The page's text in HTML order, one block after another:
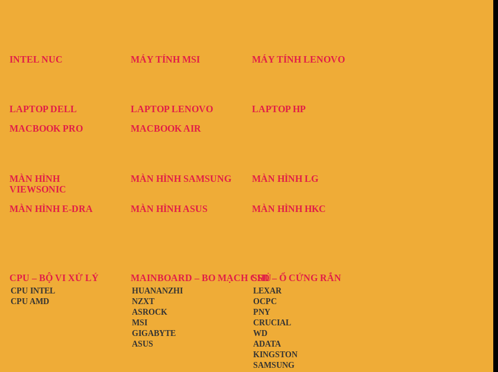
INTEL NUC MÁY TÍNH MSI MÁY TÍNH LENOVO
LAPTOP DELL LAPTOP LENOVO
LAPTOP HP
MACBOOK PRO MACBOOK AIR
MÀN HÌNH
VIEWSONIC
MÀN HÌNH SAMSUNG MÀN HÌNH LG
MÀN HÌNH E-DRA MÀN HÌNH ASUS
MÀN HÌNH HKC
CPU – BỘ VI XỬ LÝ
CPU AMD
CPU INTEL
MAINBOARD – BO MẠCH CHỦ
ASUS
GIGABYTE
MSI
ASROCK
NZXT
HUANANZHI
SSD – Ổ CỨNG RẮN
SAMSUNG
KINGSTON
ADATA
WD
CRUCIAL
PNY
OCPC
LEXAR